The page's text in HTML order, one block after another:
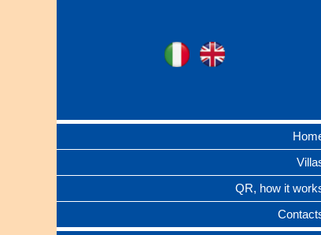
Ville Gentilizie
Ita
QR, how it